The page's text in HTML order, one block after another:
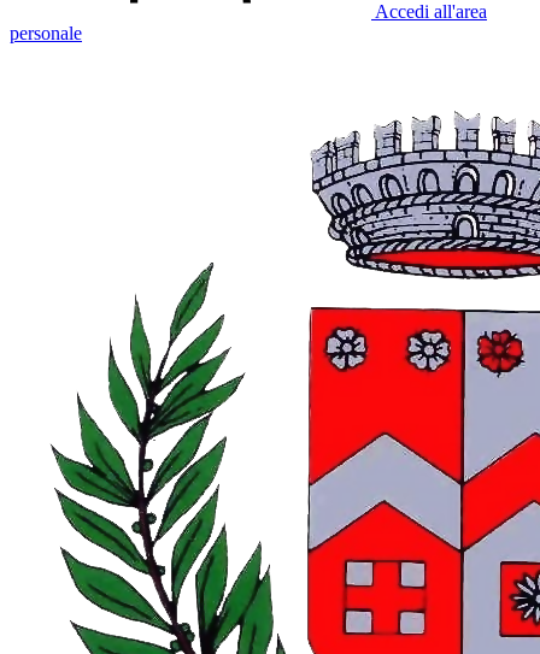
Accedi all'area
personale